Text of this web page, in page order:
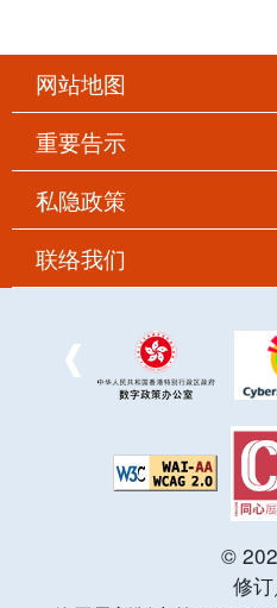
网站地图
重要告示
私隐政策
联络我们
©
修